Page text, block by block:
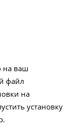
на ваш
файл
на
установку